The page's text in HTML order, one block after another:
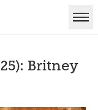
Britney